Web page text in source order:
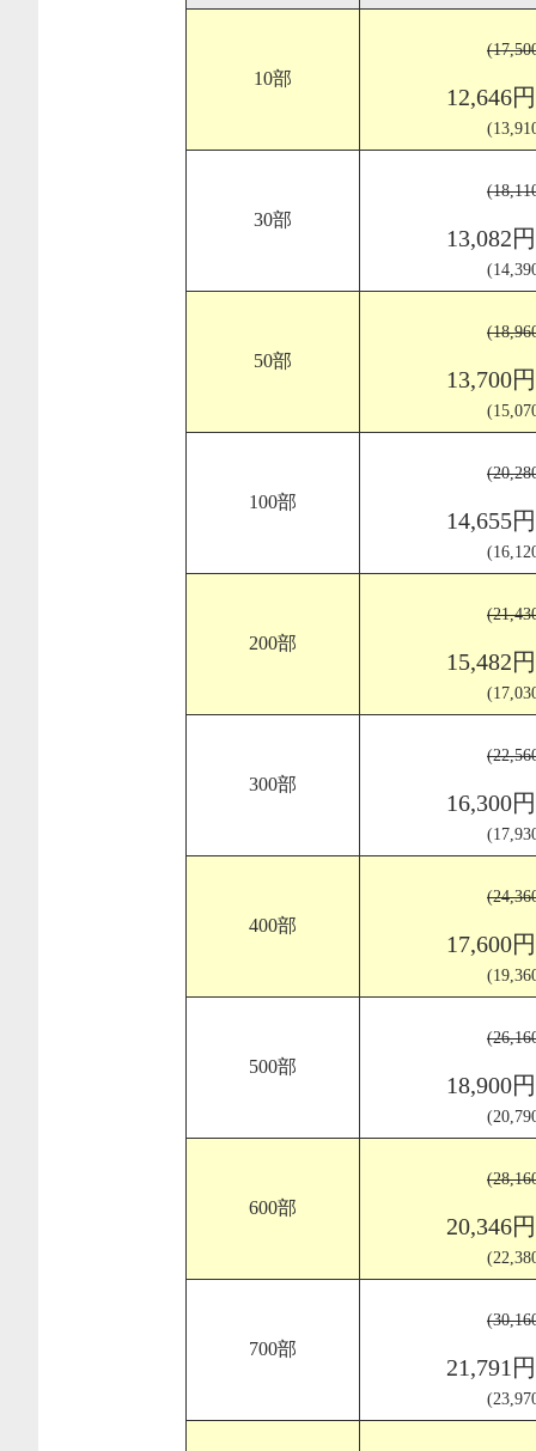
10部
12,646
30部
13,082
50部
13,700
100部
14,655
200部
15,482
300部
16,300
400部
17,600
500部
18,900
600部
20,346
700部
21,791